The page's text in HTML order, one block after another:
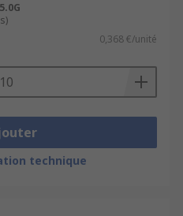
0,368 €/unité
technique